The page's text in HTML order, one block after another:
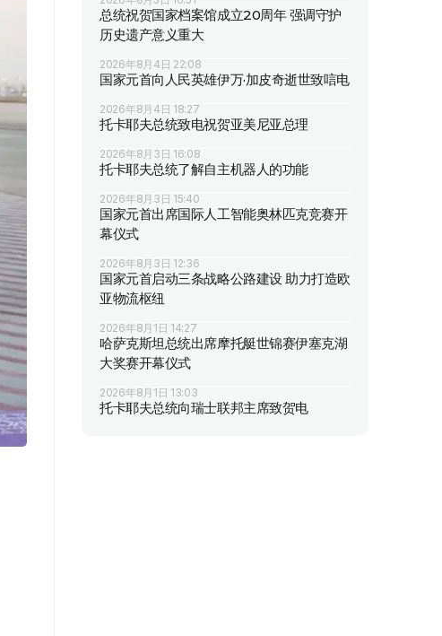
总统祝贺国家档案馆成立20周年 强调守护
历史遗产意义重大
2026年8月4日 22:08
国家元首向人民英雄伊万·加皮奇逝世致唁电
2026年8月4日 18:27
托卡耶夫总统致电祝贺亚美尼亚总理
2026年8月3日 16:08
托卡耶夫总统了解自主机器人的功能
2026年8月3日 15:40
国家元首出席国际人工智能奥林匹克竞赛开
幕仪式
2026年8月3日 12:36
国家元首启动三条战略公路建设 助力打造欧
亚物流枢纽
2026年8月1日 14:27
哈萨克斯坦总统出席摩托艇世锦赛伊塞克湖
大奖赛开幕仪式
2026年8月1日 13:03
托卡耶夫总统向瑞士联邦主席致贺电